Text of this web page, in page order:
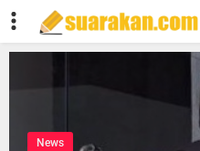
News